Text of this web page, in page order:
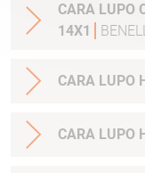
CARA LUPO
14X1
CARA LUPO
CARA LUPO